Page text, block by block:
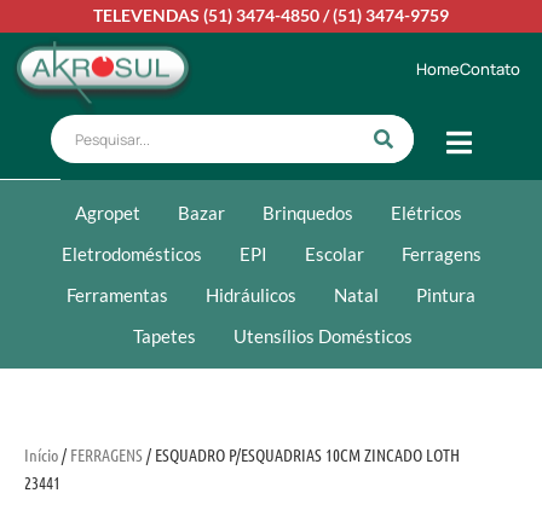
TELEVENDAS (51) 3474-4850/(51) 3474-9759
HomeContato
Agropet Bazar Brinquedos
Elétricos
Eletrodomésticos
EPI Escolar
Ferragens
Ferramentas
Hidráulicos Natal
Pintura
Tapetes
Utensílios Domésticos
Início/ FERRAGENS/ ESQUADRO P/ESQUADRIAS 10CM ZINCADO LOTH
23441